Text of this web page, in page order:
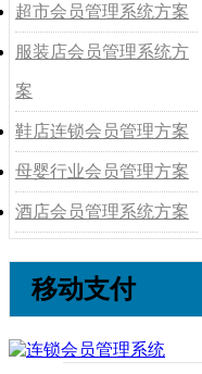
超市会员管理系统方案
服装店会员管理系统方
案
鞋店连锁会员管理方案
母婴行业会员管理方案
酒店会员管理系统方案
移动支付